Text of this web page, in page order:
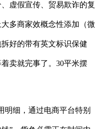
虚假宣传、贸易欺诈的复
多商家效概念性添加（微
好的带有英文标识保健
卖就完事了。30平米摆
细，通过电商平台特别